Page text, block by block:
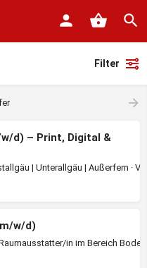
Filter
d) – Print, Digital &
| Unterallgäu | Außerfern ·
w/d)
in im Bereich